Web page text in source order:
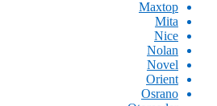
Maxtop
Mita
Nice
Nolan
Novel
Orient
Osrano